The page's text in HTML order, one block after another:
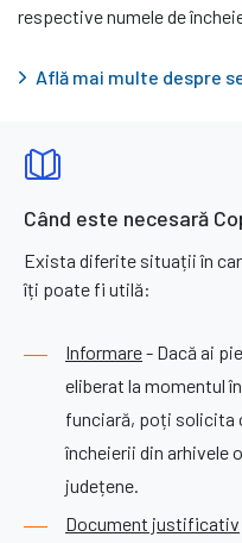
respective numele de
Află mai multe despre
Când este necesară
Exista diferite situații în
îți poate fi utilă:
Informare- Dacă ai
eliberat la momentul
funciară, poți solicita
încheierii din arhivele
județene.
Document justificativ